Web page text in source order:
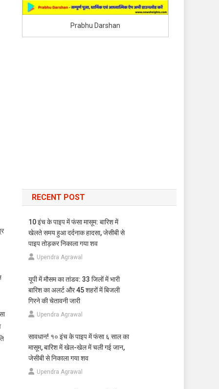
Prabhu Darshan
RECENT POST
10 इंच के पाइप में फंसा मासूम: बारिश में
खेलते समय हुआ दर्दनाक हादसा, जेसीबी से
पाइप तोड़कर निकाला गया शव
Upendra Agrawal
यूपी में मौसम का तांडव: 33 जिलों में भारी
बारिश का अलर्ट और 45 शहरों में बिजली
गिरने की चेतावनी जारी
Upendra Agrawal
सावधान! १० इंच के पाइप में फंसा ६ साल का
मासूम, बारिश में खेल-खेल में चली गई जान,
जेसीबी से निकाला गया शव
Upendra Agrawal